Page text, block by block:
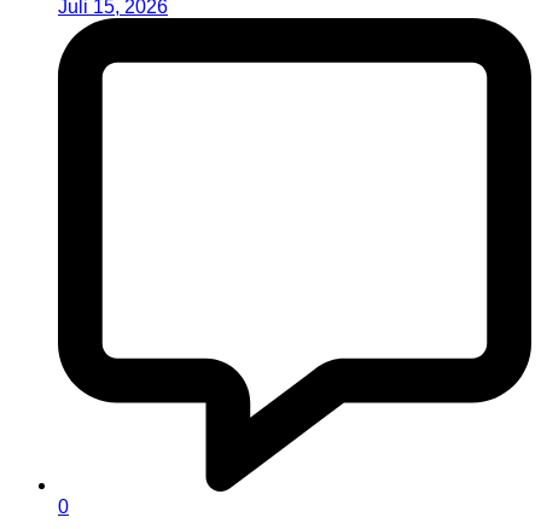
Juli 15, 2026
0